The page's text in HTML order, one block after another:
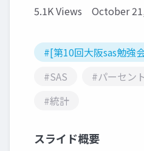
5.1K Views October
#[第10回大阪sas勉強
#SAS
#パーセン
#統計
スライド概要